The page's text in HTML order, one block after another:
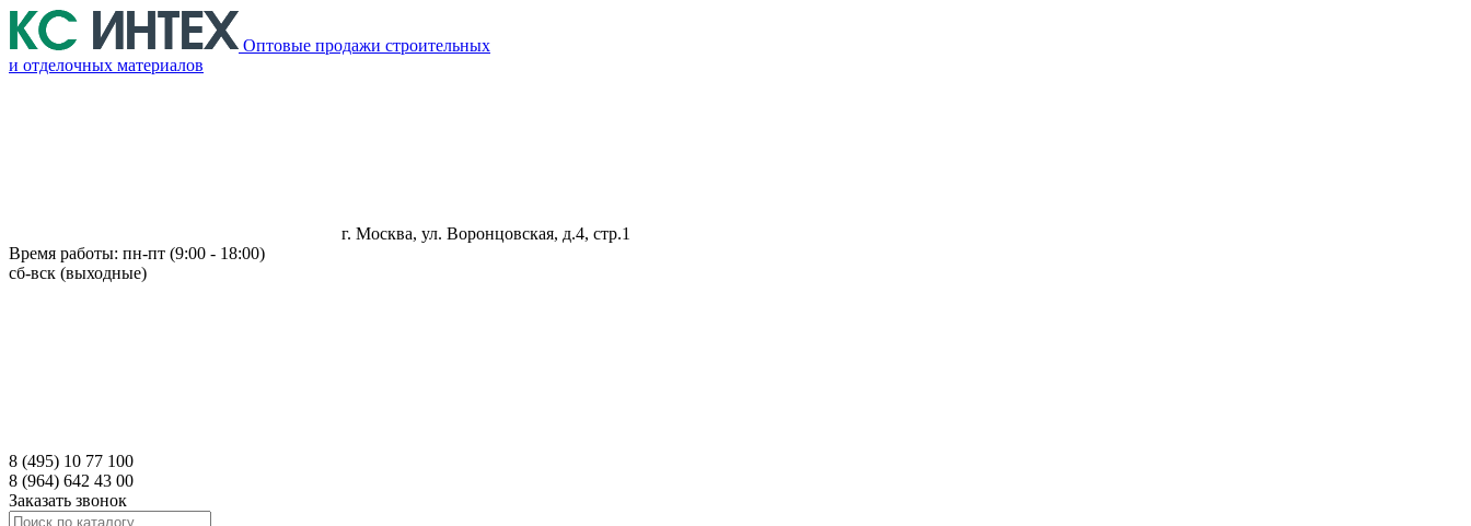
Оптовые продажи строительных
и отделочных материалов
г. Москва, ул. Воронцовская, д.4, стр.1
Время работы: пн-пт (9:00 - 18:00)
сб-вск (выходные)
8 (495) 10 77 100
8 (964) 642 43 00
Заказать звонок